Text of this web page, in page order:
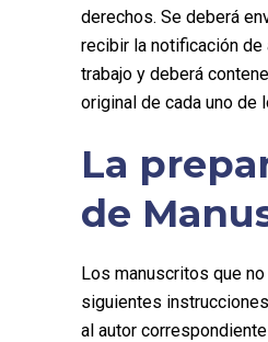
derechos. Se deberá
recibir la notificación de
trabajo y deberá
original de cada uno de
La
de
Los manuscritos que
siguientes
al autor